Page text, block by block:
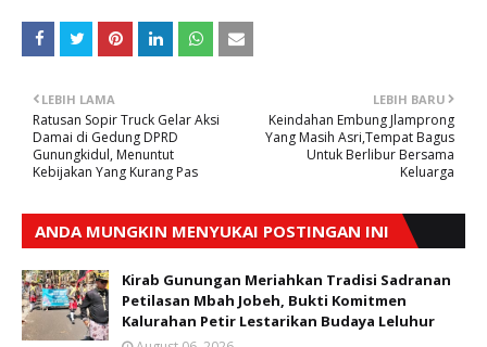
LEBIH BARU
Keindahan Embung Jlamprong
Yang Masih Asri,Tempat Bagus
Untuk Berlibur Bersama
Keluarga
LEBIH LAMA
Ratusan Sopir Truck Gelar Aksi
Damai di Gedung DPRD
Gunungkidul, Menuntut
Kebijakan Yang Kurang Pas
ANDA MUNGKIN MENYUKAI POSTINGAN INI
Kirab Gunungan Meriahkan Tradisi Sadranan
Petilasan Mbah Jobeh, Bukti Komitmen
Kalurahan Petir Lestarikan Budaya Leluhur